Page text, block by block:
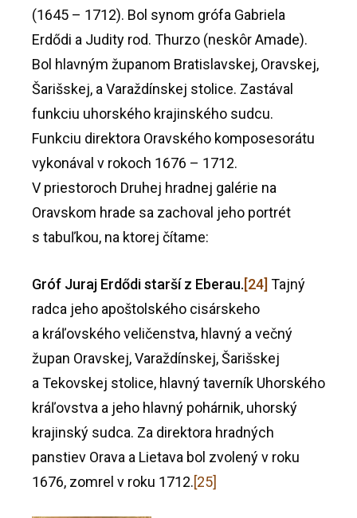
(1645 – 1712). Bol synom grófa Gabriela
Erdődi a Judity rod. Thurzo (neskôr Amade).
Bol hlavným županom Bratislavskej, Oravskej,
Šarišskej, a Varaždínskej stolice. Zastával
funkciu uhorského krajinského sudcu.
Funkciu direktora Oravského komposesorátu
vykonával v rokoch 1676 – 1712.
V priestoroch Druhej hradnej galérie na
Oravskom hrade sa zachoval jeho portrét
s tabuľkou, na ktorej čítame:
Gróf Juraj Erdődistarší z Eberau.[24] Tajný
radca jeho apoštolského cisárskeho
a kráľovského veličenstva, hlavný a večný
župan Oravskej, Varaždínskej, Šarišskej
a Tekovskej stolice, hlavný taverník Uhorského
kráľovstva a jeho hlavný pohárnik, uhorský
krajinský sudca. Za direktora hradných
panstiev Orava a Lietava bol zvolený v roku
1676, zomrel v roku 1712.[25]